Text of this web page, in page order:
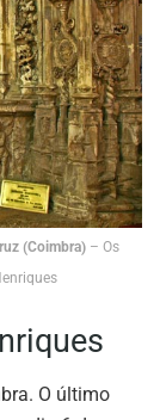
(Coimbra)– Os
O último